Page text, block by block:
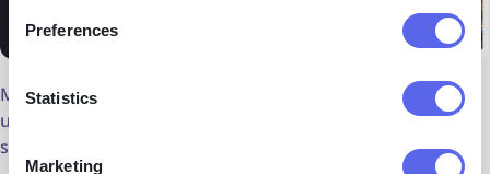
Preferences
Statistics
Marketing
Maaari mo ring gamitin ang
filter ng keyword sa lenso.ai
upang limitahan ang iyong paghahanap ng sweater ayon
sa partikular na kulay, halimbawa: